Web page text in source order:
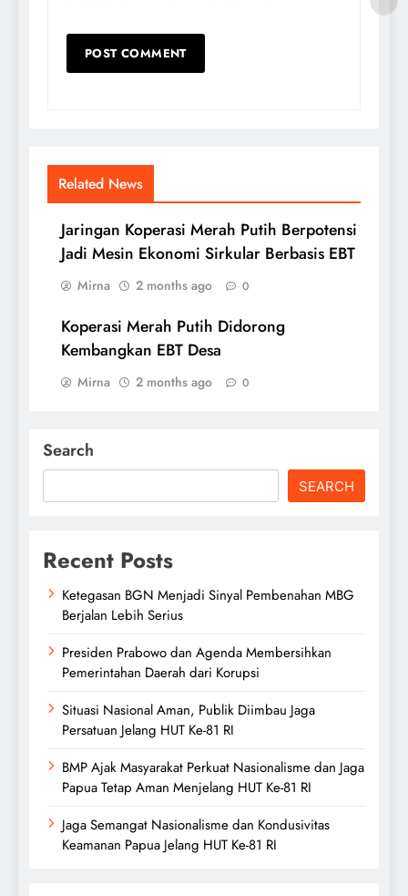
Related News
Jaringan Koperasi Merah Putih Berpotensi
Jadi Mesin Ekonomi Sirkular Berbasis EBT
Mirna 2 months ago 0
Koperasi Merah Putih Didorong
Kembangkan EBT Desa
Mirna 2 months ago 0
Search
SEARCH
Recent Posts
Ketegasan BGN Menjadi Sinyal Pembenahan MBG
Berjalan Lebih Serius
Presiden Prabowo dan Agenda Membersihkan
Pemerintahan Daerah dari Korupsi
Situasi Nasional Aman, Publik Diimbau Jaga
Persatuan Jelang HUT Ke-81 RI
BMP Ajak Masyarakat Perkuat Nasionalisme dan Jaga
Papua Tetap Aman Menjelang HUT Ke-81 RI
Jaga Semangat Nasionalisme dan Kondusivitas
Keamanan Papua Jelang HUT Ke-81 RI